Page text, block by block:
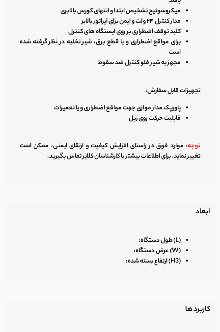
میکروسوئیچ تشخیص ابتدا و انتهای کورس بالابری
مدار کنترل ۲۴ ولت و ایمن برای اپراتور بالابر
کلید توقف اضطراری بر روی ایستگاه های کنترل
برای مواقع اضطراری و یا قطع برق، شیر تخلیه در نظر گرفته شده
است
مجهز به شیر فلو کنترل ضد سقوط
تجهیزات قابل سفارش:
پاورپک مدار موازی جهت مواقع اضطراری و یا تعمیرات
قابلیت حرکت روی ریل
توجه: موارد فوق در راستای افزایش کیفیت و ارتقای ایمنی، ممکن است
تغییر نماید. برای اطلاعات بیشتر با کارشناسان کلایر تماس بگیرید.
ابعاد
(L) طول دستگاه:
(W) عرض دستگاه:
(H3) ارتفاع بسته شده:
کاربرد ها